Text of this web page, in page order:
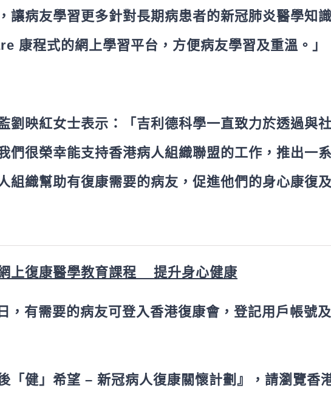
讓病友學習更多針對長期病患者的新冠肺炎醫學知
康程式的網上學習平台，方便病友學習及重溫。」
劉映紅女士表示：「吉利德科學一直致力於透過與
們很榮幸能支持香港病人組織聯盟的工作，推出一
組織幫助有復康需要的病友，促進他們的身心康復
上復康醫學教育課程 提升身心健康
，有需要的病友可登入香港復康會 ，登記用戶帳號
「健」希望 – 新冠病人復康關懷計劃』，請瀏覽香